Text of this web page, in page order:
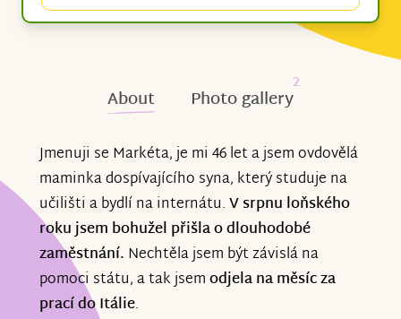
About Photo gallery
2
Jmenuji se Markéta, je mi 46 let a jsem ovdovělá
maminka dospívajícího syna, který studuje na
učilišti a bydlí na internátu.V srpnu loňského
roku jsem bohužel přišla o dlouhodobé
zaměstnání. Nechtěla jsem být závislá na
pomoci státu, a tak jsemodjela na měsíc za
prací do Itálie.